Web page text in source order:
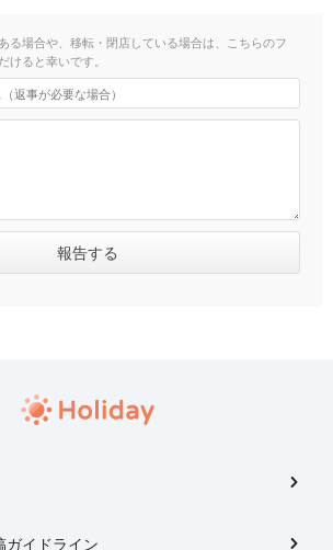
る場合や、移転・閉店している場合は、こちらのフ
けると幸いです。
ガイドライン